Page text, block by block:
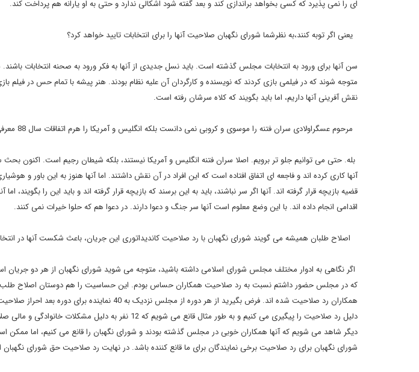
ای را نمی پذیرد که کسی بخواهد براندازی کند و بعد گفته شود اشکالی ندارد و حتی به او یارانه هم پرداخت کند.
یعنی اگر توبه کنند،به نظرشما شورای نگهبان صلاحیت آنها را برای انتخابات تایید خواهد کرد؟
متوجه شوند که در فیلمی بازی کردند که نویسنده و کارگردان آن علیه نظام بودند. هنر پیشه با تمام حس در
نقش آفرینی آنها داریم، اما باید بگویند که کلاه سرشان رفته است.
مرحوم عسگراولادی سران فتنه را موسوی و کروبی نمی دانست بلکه انگلیس و آمریکا را هرم اتفاقات سال 88 معرفی می کرد.
بله. حتی می توانیم جلو تر برویم. اصلا سران فتنه انگلیس و آمریکا نیستند، بلکه شیطان رجیم است. اکنون
آنها کاری کرده اند و فاجعه ای اتفاق افتاده است که این افراد در آن نقش داشتند. اما آنها هنوز به این باور و
قضیه بازیچه قرار گرفته اند. آنها اگر سر نباشند، باید به این برسند که بازیچه قرار گرفته اند و باید این را بگویند،
اقدامی انجام داده اند. با این وضع معلوم است آنها سر جنگ و دعوا دارند. در دعوا هم که حلوا خیرات نمی کنند.
اصلاح طلبان همیشه می گویند شورای نگهبان با رد صلاحیت کاندیداتوری این جریان، باعث شکست آنها در
که در مجلس حضور داشتم نسبت به رد صلاحیت همکاران حساس بودم. این حساسیت را هم دوستان اصلاح طلب
همکاران رد صلاحیت شده اند. فرض بگیرید از هر دوره از مجلس
دیگر شاهد می شویم که آنها همکاران خوبی در مجلس گذشته بودند و شورای نگهبان را قانع می کنیم، اما ممکن
شورای نگهبان برای رد صلاحیت برخی نمایندگان برای ما قانع کننده باشد. در نهایت رد صلاحیت حق شورای